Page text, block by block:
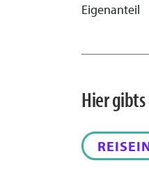
Eigenanteil
Hier